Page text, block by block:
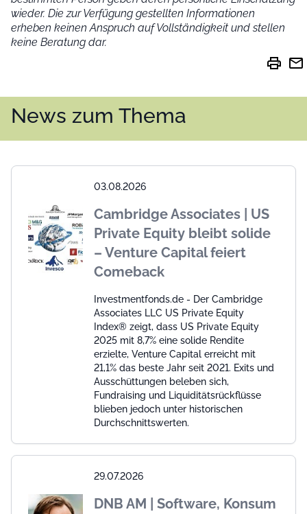
wieder. Die zur Verfügung gestellten Informationen
erheben keinen Anspruch auf Vollständigkeit und stellen
keine Beratung dar.
print mail
News zum Thema
03.08.2026
Cambridge Associates | US
Private Equity bleibt solide
– Venture Capital feiert
Comeback
Investmentfonds.de - Der Cambridge
Associates LLC US Private Equity
Index® zeigt, dass US Private Equity
2025 mit 8,7% eine solide Rendite
erzielte, Venture Capital erreicht mit
21,1% das beste Jahr seit 2021. Exits und
Ausschüttungen beleben sich,
Fundraising und Liquiditätsrückflüsse
blieben jedoch unter historischen
Durchschnittswerten.
29.07.2026
DNB AM | Software, Konsum